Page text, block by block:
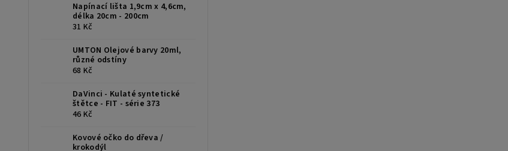
Napínací lišta 1,9cm x 4,6cm,
délka 20cm - 200cm
31 Kč
UMTON Olejové barvy 20ml,
různé odstíny
68 Kč
DaVinci - Kulaté syntetické
štětce - FIT - série 373
46 Kč
Kovové očko do dřeva /
krokodýl